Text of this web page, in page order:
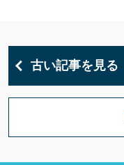
古い記事を見る